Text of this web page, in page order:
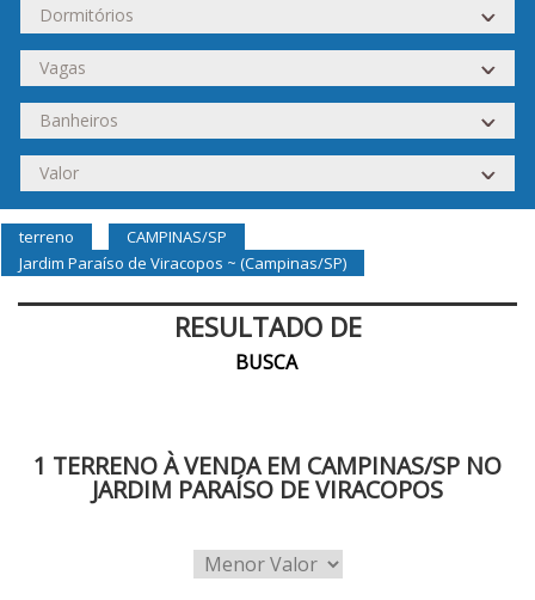
terreno
CAMPINAS/SP
Jardim Paraíso de Viracopos ~ (Campinas/SP)
RESULTADO DE
BUSCA
1 TERRENO À VENDA EM CAMPINAS/SP NO
JARDIM PARAÍSO DE VIRACOPOS